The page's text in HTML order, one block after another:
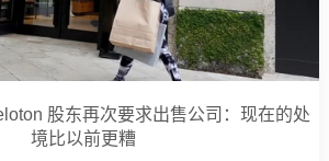
股东再次要求出售公司：现在的处
境比以前更糟